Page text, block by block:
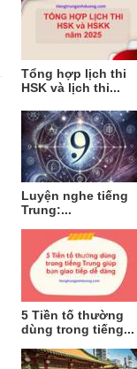
Tổng hợp lịch thi
HSK và lịch thi...
Luyện nghe tiếng
Trung:...
5 Tiền tố thường
dùng trong tiếng...